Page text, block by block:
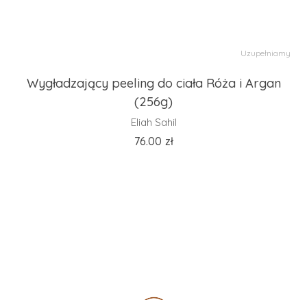
Uzupełniamy
Wygładzający peeling do ciała Róża i Argan
(256g)
Eliah Sahil
76.00 zł